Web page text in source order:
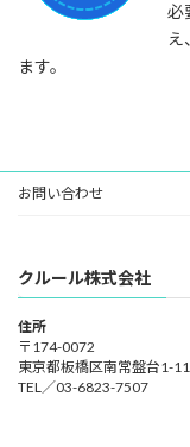
必
え
ます。
お問い合わせ
クルール株式会社
住所
〒174-0072
東京都板橋区南常盤台1-
TEL／03-6823-7507